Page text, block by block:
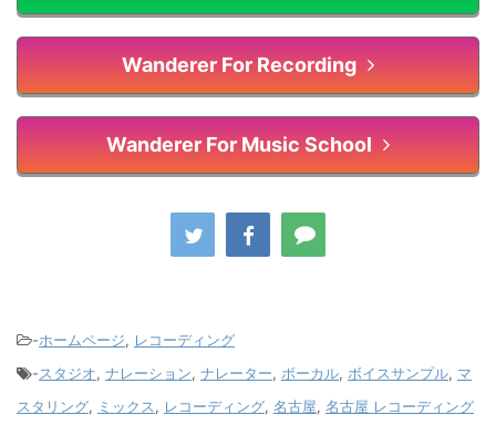
Wanderer For Recording
Wanderer For Music School
-ホームページ, レコーディング
-スタジオ, ナレーション, ナレーター, ボーカル, ボイスサンプル, マ
スタリング, ミックス, レコーディング, 名古屋, 名古屋 レコーディング